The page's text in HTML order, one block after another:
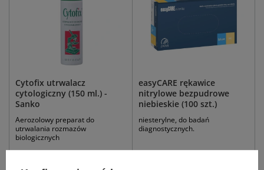
Cytofix utrwalacz
cytologiczny (150 ml.) -
Sanko
Aerozolowy preparat do
utrwalania rozmazów
biologicznych
easyCARE rękawice
nitrylowe bezpudrowe
niebieskie (100 szt.)
niesterylne, do badań
diagnostycznych.